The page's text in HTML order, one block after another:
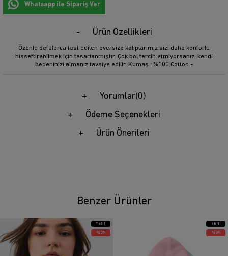
Whatsapp ile Sipariş Ver
Ürün Özellikleri
Özenle defalarca test edilen oversize kalıplarımız sizi daha konforlu
hissettirebilmek için tasarlanmıştır. Çok bol tercih etmiyorsanız, kendi
bedeninizi almanız tavsiye edilir. Kumaş : %100 Cotton -
Yorumlar(0)
Ödeme Seçenekleri
Ürün Önerileri
Benzer Ürünler
YENI
ÜRÜN
%25
YENI
ÜRÜN
%25